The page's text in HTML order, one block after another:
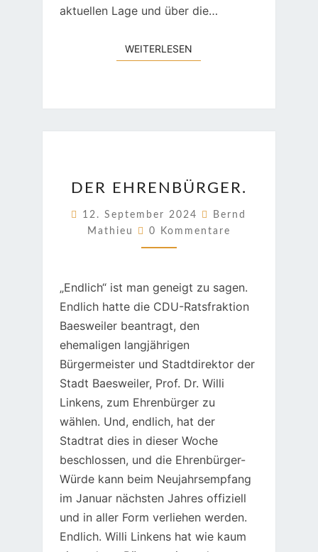
aktuellen Lage und über die…
WEITERLESEN
EHRENBÜRGER.
DER EHRENBÜRGER.
12. September 2024
Bernd
Mathieu
Kommentare
0 Kommentare
„Endlich“ ist man geneigt zu sagen.
Endlich hatte die CDU-Ratsfraktion
Baesweiler beantragt, den
ehemaligen langjährigen
Bürgermeister und Stadtdirektor der
Stadt Baesweiler, Prof. Dr. Willi
Linkens, zum Ehrenbürger zu
wählen. Und, endlich, hat der
Stadtrat dies in dieser Woche
beschlossen, und die Ehrenbürger-
Würde kann beim Neujahrsempfang
im Januar nächsten Jahres offiziell
und in aller Form verliehen werden.
Endlich. Willi Linkens hat wie kaum